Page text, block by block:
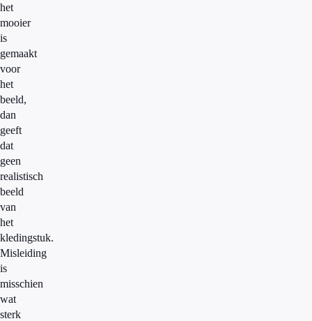
het
mooier
is
gemaakt
voor
het
beeld,
dan
geeft
dat
geen
realistisch
beeld
van
het
kledingstuk.
Misleiding
is
misschien
wat
sterk